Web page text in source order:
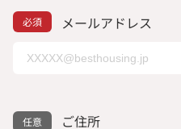
メールアドレス
ご住所